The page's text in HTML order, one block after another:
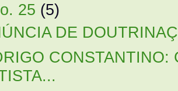
25 (5)
DE
CONSTANTINO: